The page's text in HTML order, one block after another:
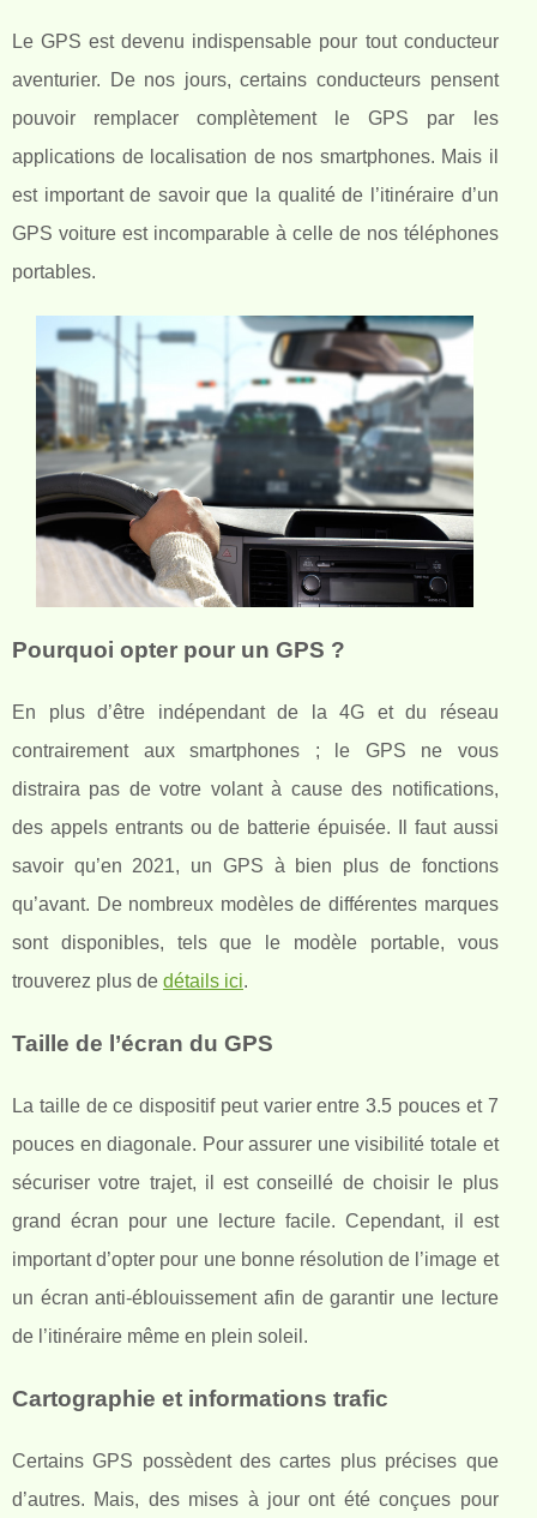
Le GPS est devenu indispensable pour tout conducteur
aventurier. De nos jours, certains conducteurs pensent
pouvoir remplacer complètement le GPS par les
applications de localisation de nos smartphones. Mais il
est important de savoir que la qualité de l’itinéraire d’un
GPS voiture est incomparable à celle de nos téléphones
portables.
Pourquoi opter pour un GPS ?
En plus d’être indépendant de la 4G et du réseau
contrairement aux smartphones ; le GPS ne vous
distraira pas de votre volant à cause des notifications,
des appels entrants ou de batterie épuisée. Il faut aussi
savoir qu’en 2021, un GPS à bien plus de fonctions
qu’avant. De nombreux modèles de différentes marques
sont disponibles, tels que le modèle portable, vous
trouverez plus de détails ici.
Taille de l’écran du GPS
La taille de ce dispositif peut varier entre 3.5 pouces et 7
pouces en diagonale. Pour assurer une visibilité totale et
sécuriser votre trajet, il est conseillé de choisir le plus
grand écran pour une lecture facile. Cependant, il est
important d’opter pour une bonne résolution de l’image et
un écran anti-éblouissement afin de garantir une lecture
de l’itinéraire même en plein soleil.
Cartographie et informations trafic
Certains GPS possèdent des cartes plus précises que
d’autres. Mais, des mises à jour ont été conçues pour